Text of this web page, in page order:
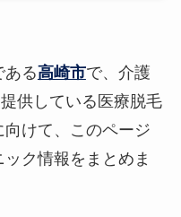
ある高崎市で、介護
供している医療脱毛
けて、このページ
ク情報をまとめま